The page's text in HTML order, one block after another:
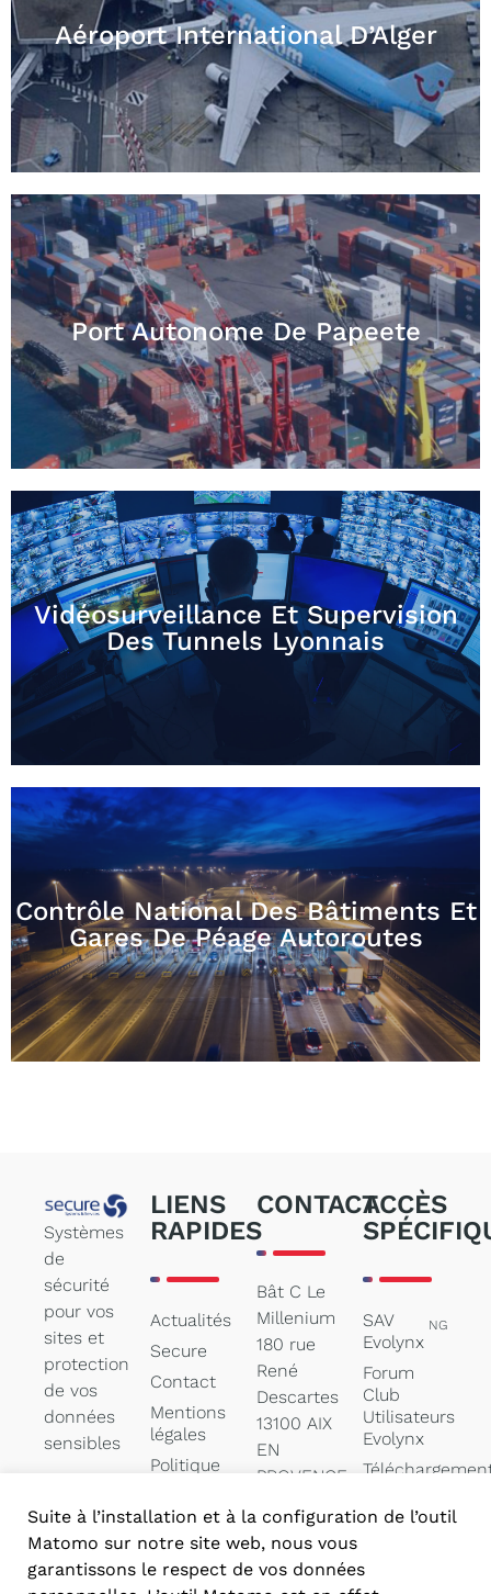
Suite à l’installation et à la configuration de l’outil
Matomo sur notre site web, nous vous
garantissons le respect de vos données
Aéroport International D’Alger
Port Autonome De Papeete
Vidéosurveillance Et Supervision
Des Tunnels Lyonnais
Contrôle National Des Bâtiments Et
Gares De Péage Autoroutes
Systèmes
de
sécurité
pour vos
sites et
protection
de vos
données
sensibles
LIENS
RAPIDES
Actualités
Secure
Contact
Mentions
légales
Politique
cookies
CONTACT
Bât C Le
Millenium
180 rue
René
Descartes
13100 AIX
EN
PROVENCE
contact@secure-
systems.net
ACCÈS
SAV
Evolynx
NG
Forum
Club
Utilisateurs
Evolynx
documentation